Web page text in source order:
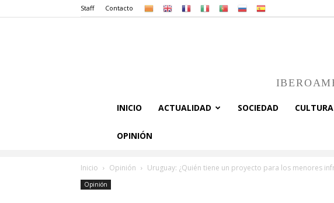
Staff Contacto
INICIO ACTUALIDAD SOCIEDAD CULTURA
OPINIÓN
Inicio Opinión Uruguay: ¿Quién tiene un proyecto para los menores
Opinión